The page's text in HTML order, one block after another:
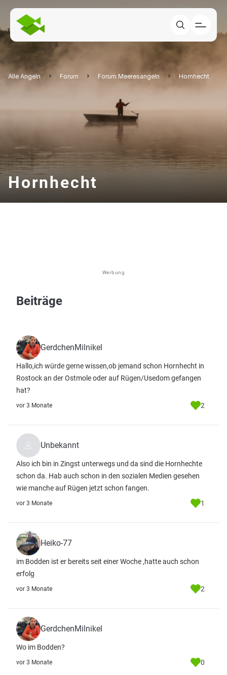
Alle Angeln Forum Forum Meeresangeln Hornhecht
Hornhecht
Werbung
Beiträge
GerdchenMilnikel
Hallo,ich würde gerne wissen,ob jemand schon Hornhecht in
Rostock an der Ostmole oder auf Rügen/Usedom gefangen
hat?
vor 3 Monate 2
Unbekannt
Also ich bin in Zingst unterwegs und da sind die Hornhechte
schon da. Hab auch schon in den sozialen Medien gesehen
wie manche auf Rügen jetzt schon fangen.
vor 3 Monate 1
Heiko-77
im Bodden ist er bereits seit einer Woche ,hatte auch schon
erfolg
vor 3 Monate 2
GerdchenMilnikel
Wo im Bodden?
vor 3 Monate 0